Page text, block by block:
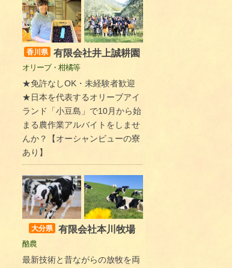
香川県 有限会社井上誠耕園
オリーブ・柑橘等
★免許なしOK・未経験者歓迎
★日本を代表するオリーブアイ
ランド「小豆島」で10月から始
まる農作業アルバイトをしませ
んか？【オーシャンビューの寮
あり】
大分県 有限会社本川牧場
酪農
最新技術と昔ながらの放牧を両